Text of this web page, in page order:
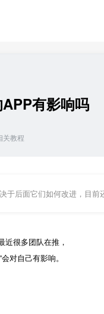
有影响吗
关教程
于后面它们如何改进，目前
很多团队在推，
对自己有影响。